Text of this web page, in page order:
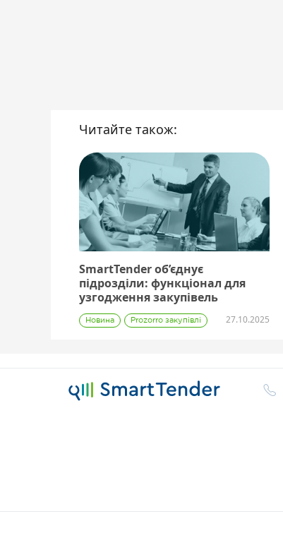
Читайте також:
SmartTender об’єднує
підрозділи: функціонал для
узгодження закупівель
Новина Prozorro закупівлі 27.10.2025